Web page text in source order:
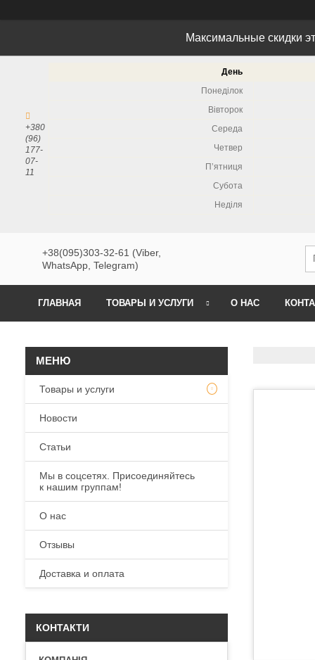
Максимальные скидки
+380
(96)
177-
07-
11
День
Понеділок
Вівторок
Середа
Четвер
Пʼятниця
Субота
Неділя
+38(095)303-32-61 (Viber,
WhatsApp, Telegram)
ГЛАВНАЯ ТОВАРЫ И УСЛУГИ О НАС
Товары и услуги
Новости
Статьи
Мы в соцсетях. Присоединяйтесь
к нашим группам!
О нас
Отзывы
Доставка и оплата
КОНТАКТИ